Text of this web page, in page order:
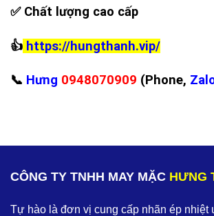
✅Chất lượng cao cấp
👍 https://hungthanh.vip/
📞 Hưng 0948070909 (Phone,
CÔNG TY TNHH MAY MẶC HƯNG
Tự hào là đơn vị cung cấp nhãn ép nhiệt